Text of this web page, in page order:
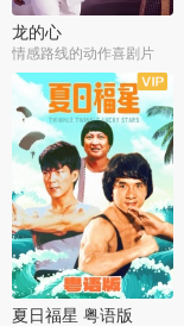
龙的心
情感路线的动作喜剧片
夏日福星 粤语版